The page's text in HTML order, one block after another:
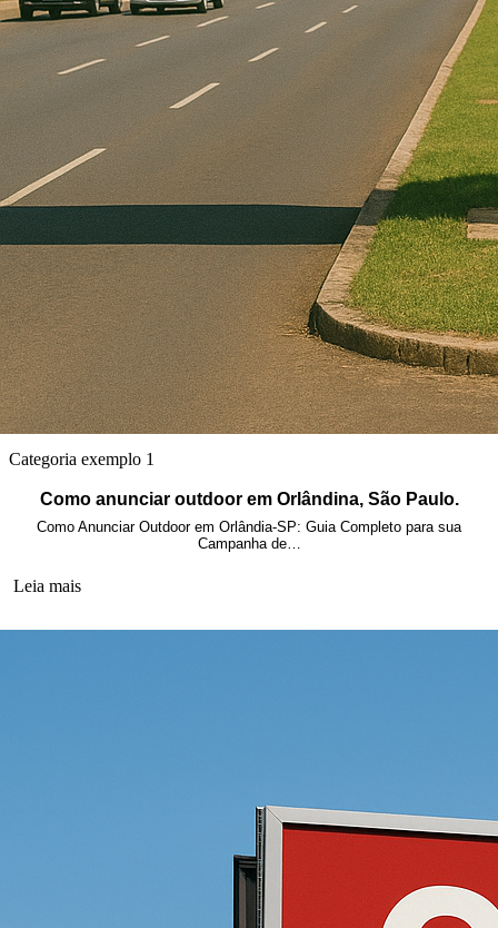
Categoria exemplo 1
Como anunciar outdoor em Orlândina, São Paulo.
Como Anunciar Outdoor em Orlândia-SP: Guia Completo para sua
Campanha de…
Leia mais